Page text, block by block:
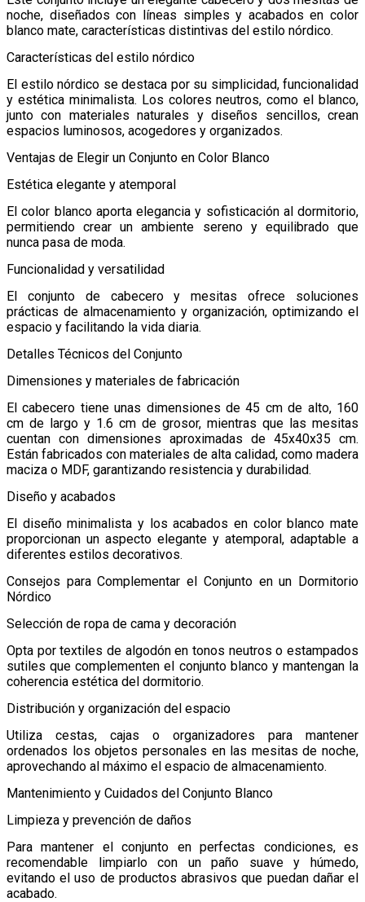
noche, diseñados con líneas simples y acabados en color
blanco mate, características distintivas del estilo nórdico.
Características del estilo nórdico
El estilo nórdico se destaca por su simplicidad, funcionalidad
y estética minimalista. Los colores neutros, como el blanco,
junto con materiales naturales y diseños sencillos, crean
espacios luminosos, acogedores y organizados.
Ventajas de Elegir un Conjunto en Color Blanco
Estética elegante y atemporal
El color blanco aporta elegancia y sofisticación al dormitorio,
permitiendo crear un ambiente sereno y equilibrado que
nunca pasa de moda.
Funcionalidad y versatilidad
El conjunto de cabecero y mesitas ofrece soluciones
prácticas de almacenamiento y organización, optimizando el
espacio y facilitando la vida diaria.
Detalles Técnicos del Conjunto
Dimensiones y materiales de fabricación
El cabecero tiene unas dimensiones de 45 cm de alto, 160
cm de largo y 1.6 cm de grosor, mientras que las mesitas
cuentan con dimensiones aproximadas de 45x40x35 cm.
Están fabricados con materiales de alta calidad, como madera
maciza o MDF, garantizando resistencia y durabilidad.
Diseño y acabados
El diseño minimalista y los acabados en color blanco mate
proporcionan un aspecto elegante y atemporal, adaptable a
diferentes estilos decorativos.
Consejos para Complementar el Conjunto en un Dormitorio
Nórdico
Selección de ropa de cama y decoración
Opta por textiles de algodón en tonos neutros o estampados
sutiles que complementen el conjunto blanco y mantengan la
coherencia estética del dormitorio.
Distribución y organización del espacio
Utiliza cestas, cajas o organizadores para mantener
ordenados los objetos personales en las mesitas de noche,
aprovechando al máximo el espacio de almacenamiento.
Mantenimiento y Cuidados del Conjunto Blanco
Limpieza y prevención de daños
Para mantener el conjunto en perfectas condiciones, es
recomendable limpiarlo con un paño suave y húmedo,
evitando el uso de productos abrasivos que puedan dañar el
acabado.